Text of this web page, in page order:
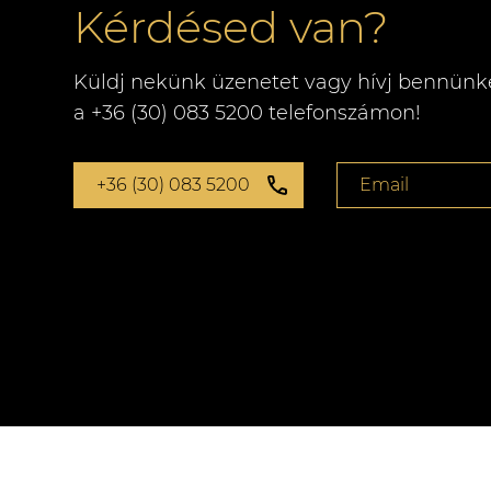
Kérdésed van?
Küldj nekünk üzenetet vagy hívj
a +36 (30) 083 5200 telefonszámon!
+36 (30) 083 5200 Email